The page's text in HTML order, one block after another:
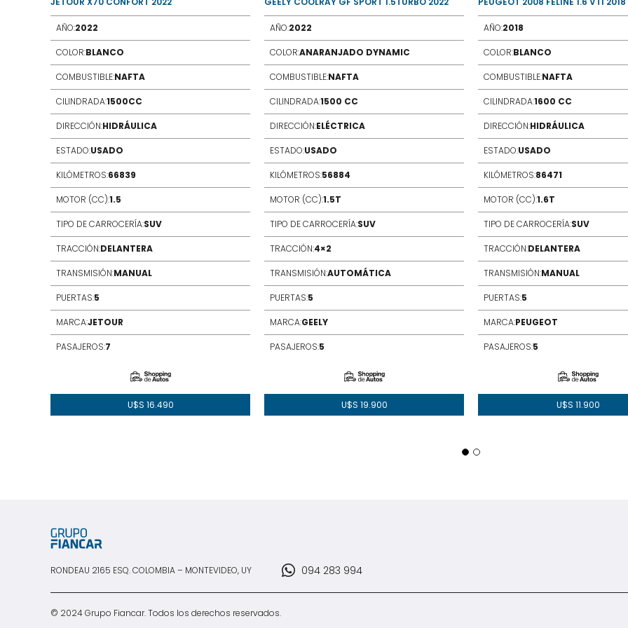
AÑO:2022
COLOR:BLANCO
COMBUSTIBLE:NAFTA
CILINDRADA:1500CC
DIRECCIÓN:HIDRÁULICA
ESTADO:USADO
KILÓMETROS:66839
MOTOR (CC):1.5
TIPO DE CARROCERÍA:SUV
TRACCIÓN:DELANTERA
TRANSMISIÓN:MANUAL
PUERTAS:5
MARCA:JETOUR
PASAJEROS:7
U$S 16.490
AÑO:2022
COLOR:ANARANJADO DYNAMIC
COMBUSTIBLE:NAFTA
CILINDRADA:1500 CC
DIRECCIÓN:ELÉCTRICA
ESTADO:USADO
KILÓMETROS:56884
MOTOR (CC):1.5T
TIPO DE CARROCERÍA:SUV
TRACCIÓN:4×2
TRANSMISIÓN:AUTOMÁTICA
PUERTAS:5
MARCA:GEELY
PASAJEROS:5
U$S 19.900
AÑO:2018
COLOR:BLANCO
COMBUSTIBLE:NAFTA
CILINDRADA:1600 CC
DIRECCIÓN:HIDRÁULICA
ESTADO:USADO
KILÓMETROS:86471
MOTOR (CC):1.6T
TIPO DE CARROCERÍA:SUV
TRACCIÓN:DELANTERA
TRANSMISIÓN:MANUAL
PUERTAS:5
MARCA:PEUGEOT
PASAJEROS:5
U$S 11.900
RONDEAU 2165 ESQ. COLOMBIA – MONTEVIDEO, UY 094 283 994
© 2024 Grupo Fiancar. Todos los derechos reservados.